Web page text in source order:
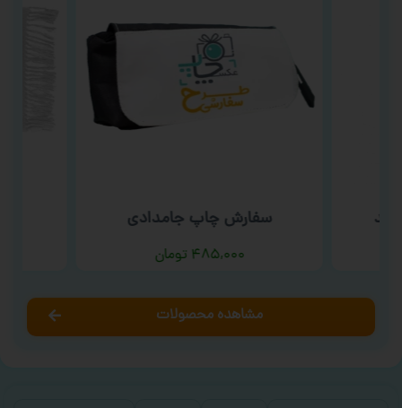
سفارش چاپ جامدادی
۴۸۵,۰۰۰ تومان
مشاهده محصولات